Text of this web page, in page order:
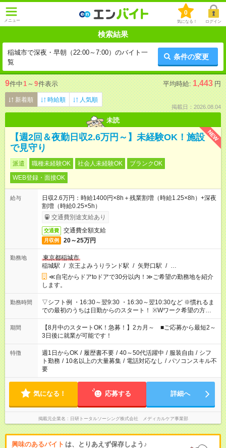
メニュー
0
気になる！ ログイン
検索結果
稲城市で深夜・早朝（22:00～7:00）のバイト一
覧
条件の変更
9件中1 ～ 9件表示 平均時給: 1,443 円
新着順 時給順 人気順
掲載日：2026.08.04
未読
NEW
【週2回＆夜勤日収2.6万円～】未経験OK！施設
で見守り
派遣 職種未経験OK 社会人未経験OK
ブランクOK
WEB登録・面接OK
給与
日収2.6万円：時給1400円×8h＋残業割増（時給1.25×8h）+深夜
割増（時給0.25×5h）
交通費別途支給あり
交通費 交通費全額支給
月収例 20～25万円
勤務地
東京都稲城市
稲城駅 / 京王よみうりランド駅 / 矢野口駅 / …
≪自宅からドアtoドアで30分以内！≫ご希望の勤務地を紹介
します。
勤務時間
▽シフト例 ・16:30～翌9:30 ・16:30～翌10:30など ※慣れるま
での最初のうちは日勤からのスタート！ ※Wワーク希望の方へ
今ご覧のお仕事で希望する勤務時間と、もう1つのお仕事の勤務
時間。 合計で週40時間を超える場合は応募できません。
期間
【8月中のスタートOK！急募！】2カ月～ ■ご応募から最短2～
3日後に就業が可能です！
特徴 週1日からOK / 履歴書不要 / 40～50代活躍中 / 服装自由 / シフ
ト勤務 / 10名以上の大量募集 / 電話対応なし / パソコンスキル不
要
気になる！ 応募する 詳細へ
掲載元企業名 日研トータルソーシング株式会社 メディカルケア事業部
興味のあるバイト は、とりあえず保存しよう♪